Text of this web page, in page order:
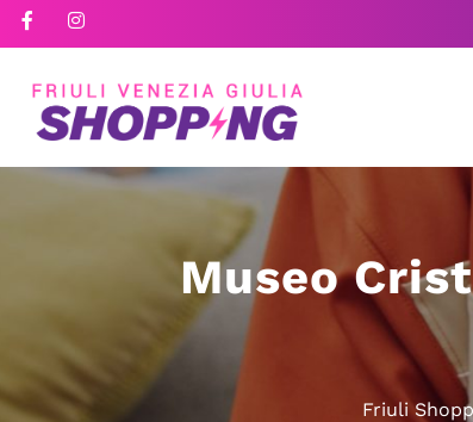
Museo
Friuli